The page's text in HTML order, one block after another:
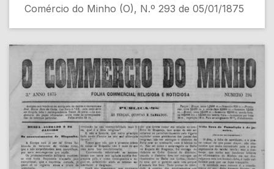
Comércio do Minho (O), N.º 293 de 05/01/1875